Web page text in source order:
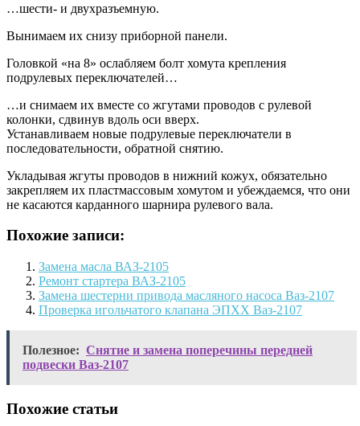
…шести- и двухразъемную.
Вынимаем их снизу приборной панели.
Головкой «на 8» ослабляем болт хомута крепления
подрулевых переключателей…
…и снимаем их вместе со жгутами проводов с рулевой
колонки, сдвинув вдоль оси вверх.
Устанавливаем новые подрулевые переключатели в
последовательности, обратной снятию.
Укладывая жгуты проводов в нижний кожух, обязательно
закрепляем их пластмассовым хомутом и убеждаемся, что они
не касаются карданного шарнира рулевого вала.
Похожие записи:
Замена масла ВАЗ-2105
Ремонт стартера ВАЗ-2105
Замена шестерни привода масляного насоса Ваз-2107
Проверка игольчатого клапана ЭПХХ Ваз-2107
Полезное: Снятие и замена поперечины передней
подвески Ваз-2107
Похожие статьи